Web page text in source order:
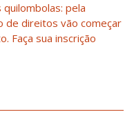
quilombolas: pela
de direitos vão começar
Faça sua inscrição